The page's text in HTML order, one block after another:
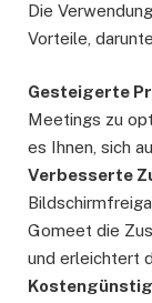
Die
Vorteile,
Gesteigerte
Meetings zu
es Ihnen, sich
Verbesserte
Gomeet die
und erleichtert